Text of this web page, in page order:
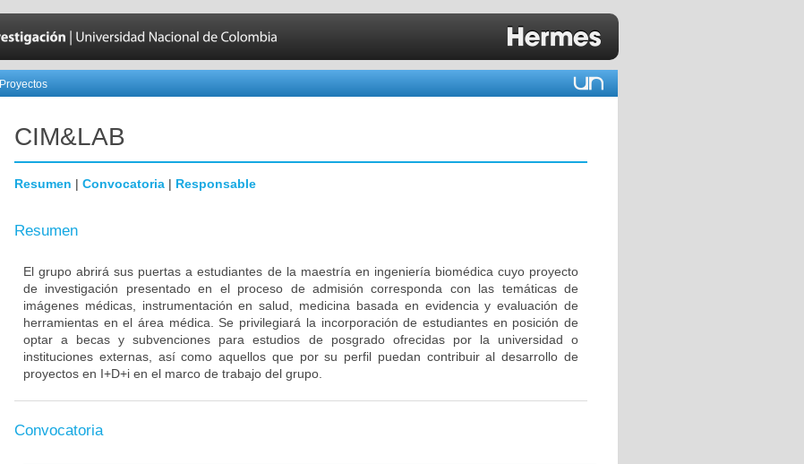
Proyectos
CIM&LAB
Resumen | Convocatoria | Responsable
Resumen
El grupo abrirá sus puertas a estudiantes de la maestría en ingeniería biomédica cuyo proyecto
de investigación presentado en el proceso de admisión corresponda con las temáticas de
imágenes médicas, instrumentación en salud, medicina basada en evidencia y evaluación de
herramientas en el área médica. Se privilegiará la incorporación de estudiantes en posición de
optar a becas y subvenciones para estudios de posgrado ofrecidas por la universidad o
instituciones externas, así como aquellos que por su perfil puedan contribuir al desarrollo de
proyectos en I+D+i en el marco de trabajo del grupo.
Convocatoria